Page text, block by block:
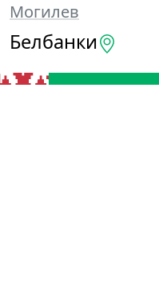
Могилев
Белбанки